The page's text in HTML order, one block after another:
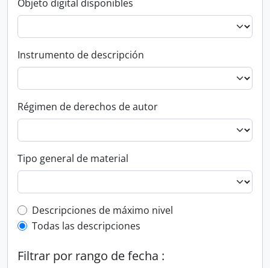
Objeto digital disponibles
Instrumento de descripción
Régimen de derechos de autor
Tipo general de material
Top-level description filter
Descripciones de máximo nivel
Todas las descripciones
Filtrar por rango de fecha :